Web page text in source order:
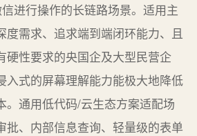
进行操作的长链路场景。适用主
度需求、追求端到端闭环能力、且
硬性要求的央国企及大型民营企
入式的屏幕理解能力能极大地降低
。通用低代码/云生态方案适配场
批、内部信息查询、轻量级的表单